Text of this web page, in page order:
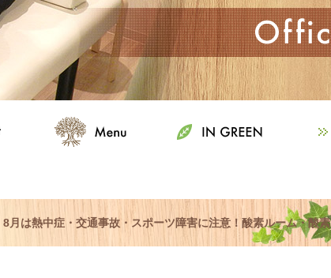
8月は熱中症・交通事故・スポーツ障害に注意！酸素ルーム・酸素